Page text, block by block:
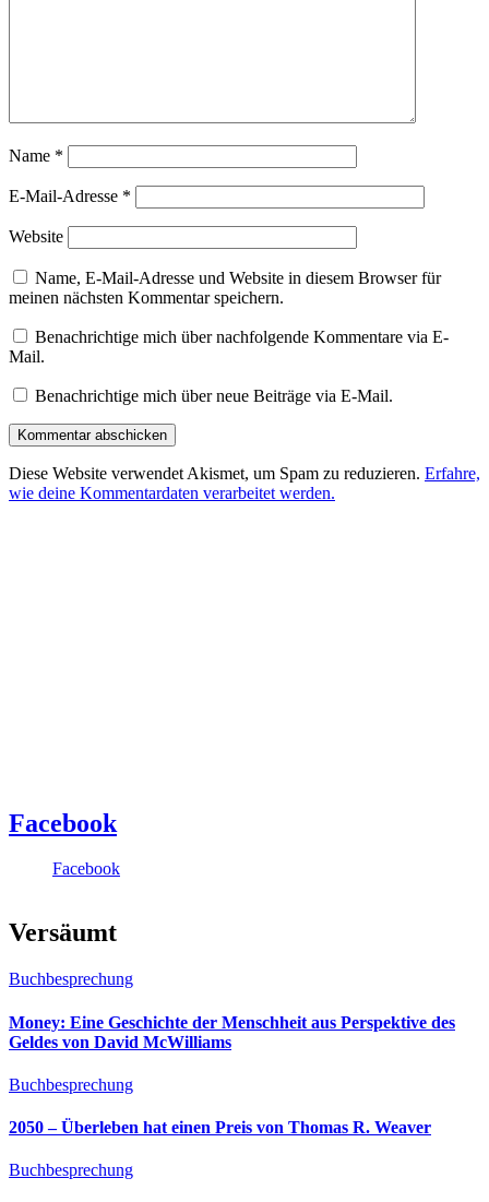
Name *
E-Mail-Adresse *
Website
Name, E-Mail-Adresse und Website in diesem Browser für
meinen nächsten Kommentar speichern.
Benachrichtige mich über nachfolgende Kommentare via E-
Mail.
Benachrichtige mich über neue Beiträge via E-Mail.
Diese Website verwendet Akismet, um Spam zu reduzieren. Erfahre,
wie deine Kommentardaten verarbeitet werden.
Facebook
Facebook
Versäumt
Buchbesprechung
Money: Eine Geschichte der Menschheit aus Perspektive des
Geldes von David McWilliams
Buchbesprechung
2050 – Überleben hat einen Preis von Thomas R. Weaver
Buchbesprechung